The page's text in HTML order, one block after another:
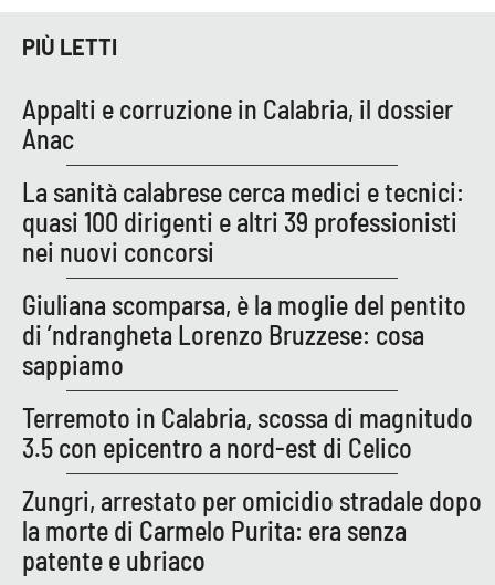
PROGETTI
SPECIALI
Buona Sanità Calabria
LA
CALABRIAVISIONE
Destinazioni
Eventi
Food
Storie
LAC
NETWORK
Lacplay.it
PIÙ LETTI
Appalti e corruzione in Calabria, il dossier
Anac
La sanità calabrese cerca medici e tecnici:
quasi 100 dirigenti e altri 39 professionisti
nei nuovi concorsi
Giuliana scomparsa, è la moglie del pentito
di ’ndrangheta Lorenzo Bruzzese: cosa
sappiamo
Terremoto in Calabria, scossa di magnitudo
3.5 con epicentro a nord-est di Celico
Zungri, arrestato per omicidio stradale dopo
la morte di Carmelo Purita: era senza
patente e ubriaco